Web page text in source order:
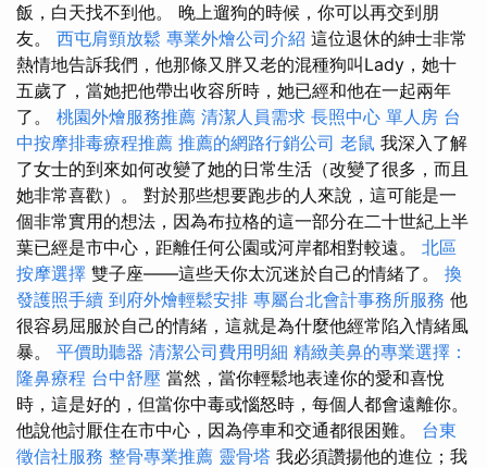
飯，白天找不到他。 晚上遛狗的時候，你可以再交到朋
友。 西屯肩頸放鬆 專業外燴公司介紹 這位退休的紳士非常
熱情地告訴我們，他那條又胖又老的混種狗叫Lady，她十
五歲了，當她把他帶出收容所時，她已經和他在一起兩年
了。 桃園外燴服務推薦 清潔人員需求 長照中心 單人房 台
中按摩排毒療程推薦 推薦的網路行銷公司 老鼠 我深入了解
了女士的到來如何改變了她的日常生活（改變了很多，而且
她非常喜歡）。 對於那些想要跑步的人來說，這可能是一
個非常實用的想法，因為布拉格的這一部分在二十世紀上半
葉已經是市中心，距離任何公園或河岸都相對較遠。 北區
按摩選擇 雙子座——這些天你太沉迷於自己的情緒了。 換
發護照手續 到府外燴輕鬆安排 專屬台北會計事務所服務 他
很容易屈服於自己的情緒，這就是為什麼他經常陷入情緒風
暴。 平價助聽器 清潔公司費用明細 精緻美鼻的專業選擇：
隆鼻療程 台中舒壓 當然，當你輕鬆地表達你的愛和喜悅
時，這是好的，但當你中毒或惱怒時，每個人都會遠離你。
他說他討厭住在市中心，因為停車和交通都很困難。 台東
徵信社服務 整骨專業推薦 靈骨塔 我必須讚揚他的進位；我